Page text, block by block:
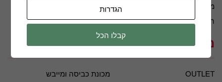
מאמרים
משווקים מורשים
החשבון שלי
כתבות
מאמרים
OUTLET
מכונת כביסה ומייבש
הגדרות
קבלו הכל